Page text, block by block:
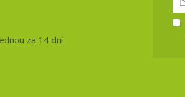
za 14 dní.